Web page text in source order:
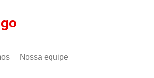
Nossa equipe